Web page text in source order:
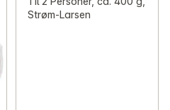
Strøm-Larsen